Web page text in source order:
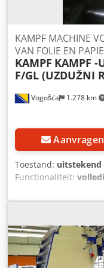
Vogošća 1.278 km
KAMPF MACHINE
VAN FOLIE EN
KAMPF KAMPF -
F/GL (UZDUŽNI
Aanvragen
Toestand:
Functionaliteit:
1979 (gerenoveerd
1600 mm Snelheid:
rol op de